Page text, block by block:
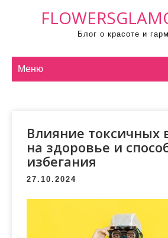
Блог о красоте и
Меню
Влияние токсичных
на здоровье и
избегания
27.10.2024